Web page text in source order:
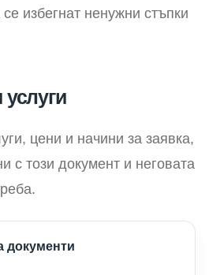
избегнат ненужни стъпки
цени и начини за заявка,
с този документ и неговата
документи